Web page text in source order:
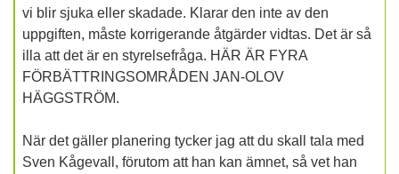
vi blir sjuka eller skadade. Klarar den inte av den
uppgiften, måste korrigerande åtgärder vidtas. Det är så
illa att det är en styrelsefråga. HÄR ÄR FYRA
FÖRBÄTTRINGSOMRÅDEN JAN-OLOV
HÄGGSTRÖM.
När det gäller planering tycker jag att du skall tala med
Sven Kågevall, förutom att han kan ämnet, så vet han